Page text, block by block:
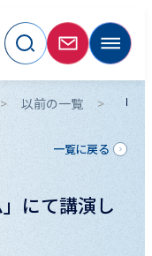
以前の一覧 「
にて講演し
一覧に戻る